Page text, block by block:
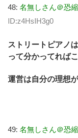
48: 名無しさん＠恐
ID:z4HsIH3g0
ストリートピアノ
って分かってれば
運営は自分の理想
49: 名無しさん＠恐